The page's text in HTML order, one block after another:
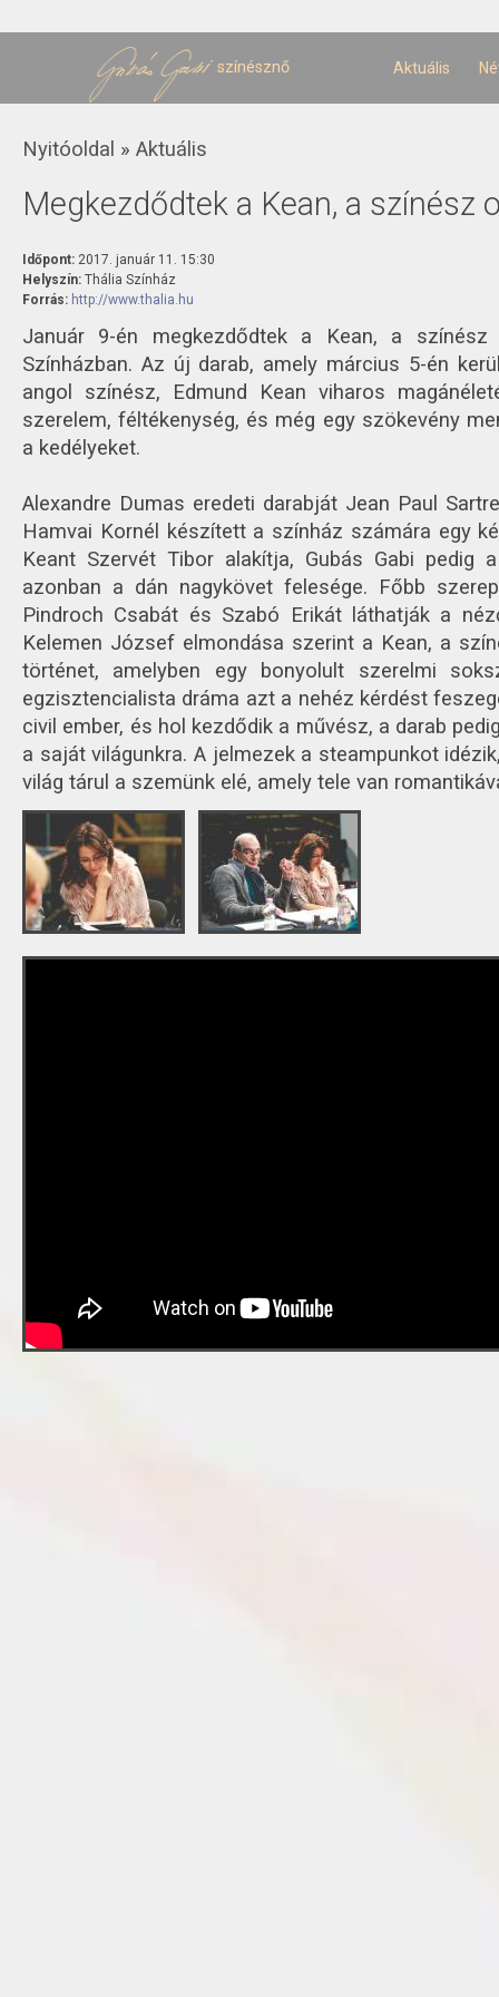
színésznő Aktuális
Jelenlegi hely
Nyitóoldal » Aktuális
Megkezdődtek a Kean, a színész
Időpont: 2017. január 11. 15:30
Helyszín: Thália Színház
Forrás: http://www.thalia.hu
Január 9-én megkezdődtek a Kean, a színész
Színházban. Az új darab, amely március 5-én
angol színész, Edmund Kean viharos
szerelem, féltékenység, és még egy szökevény
a kedélyeket.
Alexandre Dumas eredeti darabját Jean Paul
Hamvai Kornél készített a színház számára egy
Keant Szervét Tibor alakítja, Gubás Gabi pedig
azonban a dán nagykövet felesége. Főbb
Pindroch Csabát és Szabó Erikát láthatják a
Kelemen József elmondása szerint a Kean, a
történet, amelyben egy bonyolult szerelmi
egzisztencialista dráma azt a nehéz kérdést
civil ember, és hol kezdődik a művész, a darab
a saját világunkra. A jelmezek a steampunkot
világ tárul a szemünk elé, amely tele van